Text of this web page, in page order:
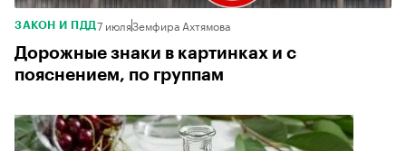
ЗАКОН И ПДД 7 июляЗемфира Ахтямова
Дорожные знаки в картинках и с
пояснением, по группам